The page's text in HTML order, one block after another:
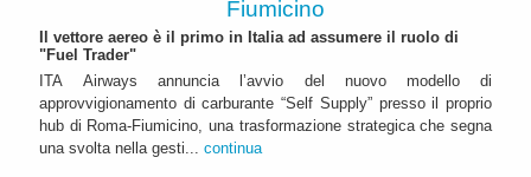
Fiumicino
Il vettore aereo è il primo in Italia ad assumere il ruolo di
"Fuel Trader"
ITA Airways annuncia l’avvio del nuovo modello di
approvvigionamento di carburante “Self Supply” presso il proprio
hub di Roma-Fiumicino, una trasformazione strategica che segna
una svolta nella gesti... continua